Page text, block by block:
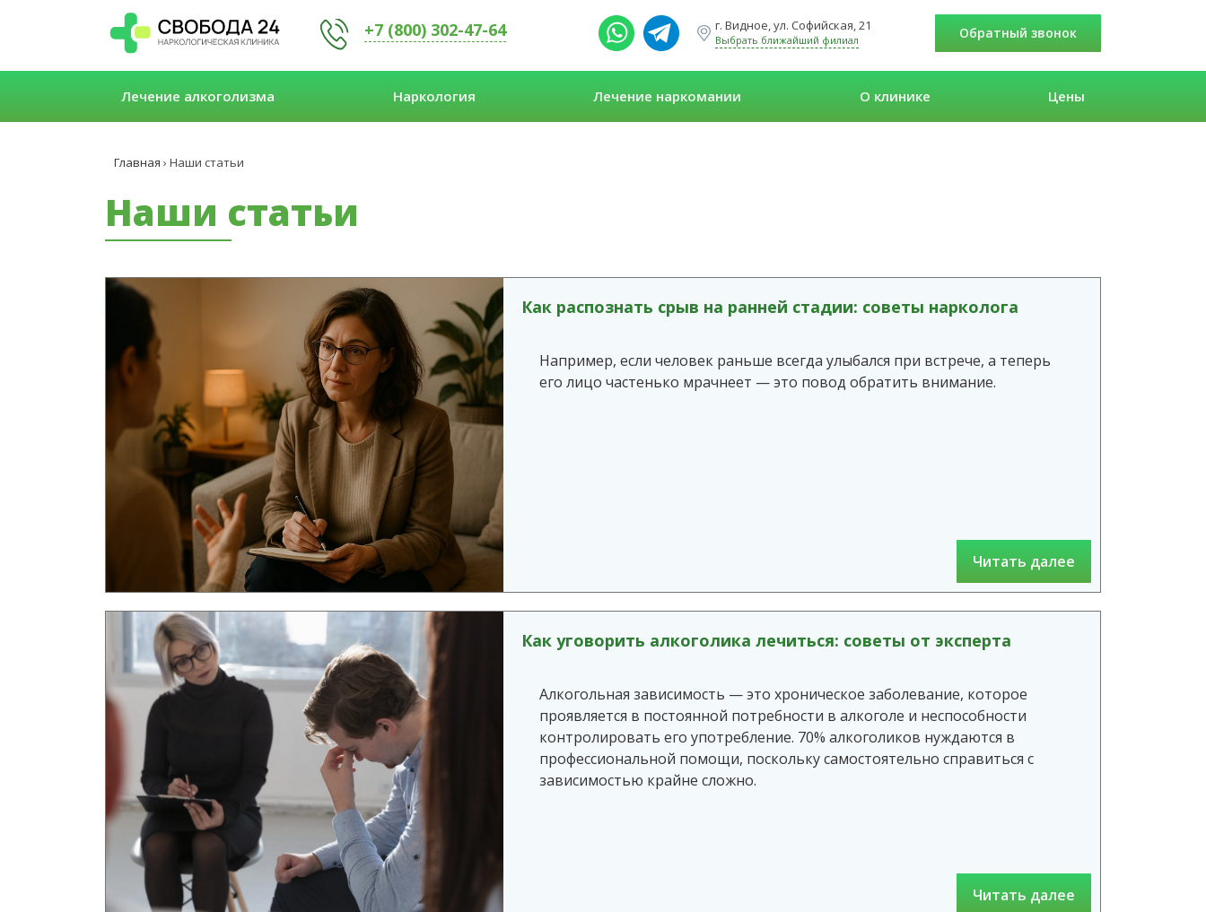
+7 (800) 302-47-64 г. Видное, ул. Софийская, 21
Выбрать ближайший филиал Обратный звонок
Лечение алкоголизма Наркология Лечение наркомании О клинике Цены
Главная › Наши статьи
Наши статьи
Как распознать срыв на ранней стадии: советы нарколога
Например, если человек раньше всегда улыбался при встрече, а теперь
его лицо частенько мрачнеет — это повод обратить внимание.
Читать далее
Как уговорить алкоголика лечиться: советы от эксперта
Алкогольная зависимость — это хроническое заболевание, которое
проявляется в постоянной потребности в алкоголе и неспособности
контролировать его употребление. 70% алкоголиков нуждаются в
профессиональной помощи, поскольку самостоятельно справиться с
зависимостью крайне сложно.
Читать далее